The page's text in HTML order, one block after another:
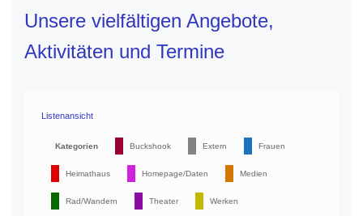
Unsere vielfältigen Angebote,
Aktivitäten und Termine
Listenansicht
Kategorien Buckshook Extern Frauen
Heimathaus Homepage/Daten Medien
Rad/Wandern Theater Werken